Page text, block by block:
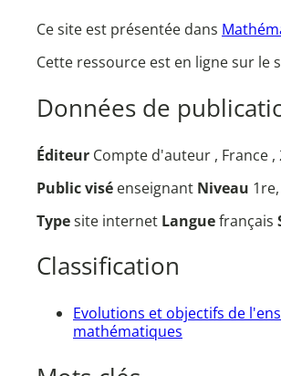
Ce site est présentée dans
Cette ressource est en ligne sur le
Données de
Éditeur Compte d'auteur , France ,
Public visé enseignant Niveau
Typesite internet Languefrançais
Classification
Evolutions et objectifs de
mathématiques